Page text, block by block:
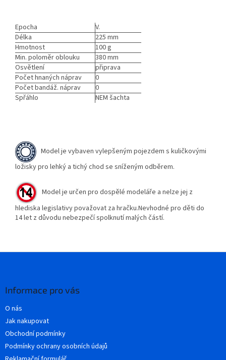
Epocha
V.
Délka
225 mm
Hmotnost
100 g
Min. poloměr oblouku
380 mm
Osvětlení
připrava
Počet hnaných náprav
0
Počet bandáž. náprav
0
Spřáhlo
NEM šachta
Model je vybaven vylepšeným pojezdem s kuličkovými
ložisky pro lehký a tichý chod se sníženým odběrem.
Model je určen pro dospělé modeláře a nelze jej z
hlediska legislativy považovat za hračku.Nevhodné pro děti do
14 let z důvodu nebezpečí spolknutí malých částí.
Informace pro vás
O nás
Jak nakupovat
Obchodní podmínky
Podmínky ochrany osobních údajů